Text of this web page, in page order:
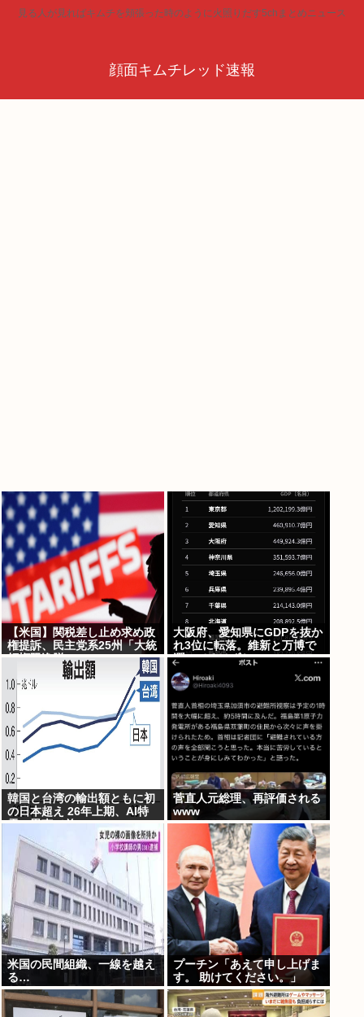
見る人が見ればキムチを頬張った時のように火照りだす5chまとめニュース
顔面キムチレッド速報
【米国】関税差し止め求め政
権提訴、民主党系25州「大統
領権限逸脱」
大阪府、愛知県にGDPを抜か
れ3位に転落。維新と万博で
潤ってるはずじゃ…
韓国と台湾の輸出額ともに初
の日本超え 26年上期、AI特
需の恩恵で差
菅直人元総理、再評価される
www
米国の民間組織、一線を越え
る…
プーチン「あえて申し上げま
す。 助けてください。」